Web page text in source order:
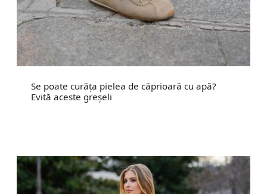
Se poate curăța pielea de căprioară cu apă?
Evită aceste greșeli